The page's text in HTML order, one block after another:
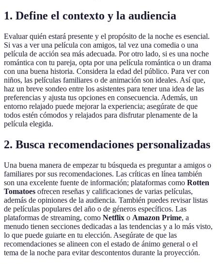
1. Define el contexto y la audiencia
Evaluar quién estará presente y el propósito de la noche es esencial.
Si vas a ver una película con amigos, tal vez una comedia o una
película de acción sea más adecuada. Por otro lado, si es una noche
romántica con tu pareja, opta por una película romántica o un drama
con una buena historia. Considera la edad del público. Para ver con
niños, las películas familiares o de animación son ideales. Así que,
haz un breve sondeo entre los asistentes para tener una idea de las
preferencias y ajusta tus opciones en consecuencia. Además, un
entorno relajado puede mejorar la experiencia; asegúrate de que
todos estén cómodos y relajados para disfrutar plenamente de la
película elegida.
2. Busca recomendaciones personalizadas
Una buena manera de empezar tu búsqueda es preguntar a amigos o
familiares por sus recomendaciones. Las críticas en línea también
son una excelente fuente de información; plataformas como Rotten
Tomatoes ofrecen reseñas y calificaciones de varias películas,
además de opiniones de la audiencia. También puedes revisar listas
de películas populares del año o de géneros específicos. Las
plataformas de streaming, como Netflix o Amazon Prime, a
menudo tienen secciones dedicadas a las tendencias y a lo más visto,
lo que puede guiarte en tu elección. Asegúrate de que las
recomendaciones se alineen con el estado de ánimo general o el
tema de la noche para evitar descontentos durante la proyección.